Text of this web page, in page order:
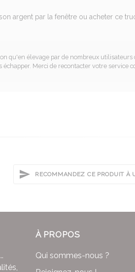
argent par la fenêtre ou acheter ce
qu'en élevage par de nombreux utilisateurs
Merci de recontacter votre service
RECOMMANDEZ CE PRODUIT À
À PROPOS
Qui sommes-nous ?